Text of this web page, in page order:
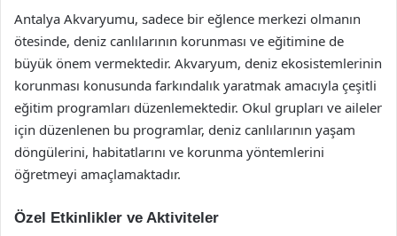
Antalya Akvaryumu, sadece bir eğlence merkezi olmanın
ötesinde, deniz canlılarının korunması ve eğitimine de
büyük önem vermektedir. Akvaryum, deniz ekosistemlerinin
korunması konusunda farkındalık yaratmak amacıyla çeşitli
eğitim programları düzenlemektedir. Okul grupları ve aileler
için düzenlenen bu programlar, deniz canlılarının yaşam
döngülerini, habitatlarını ve korunma yöntemlerini
öğretmeyi amaçlamaktadır.
Özel Etkinlikler ve Aktiviteler